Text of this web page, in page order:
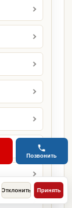
Отклонить Принять
Позвонить